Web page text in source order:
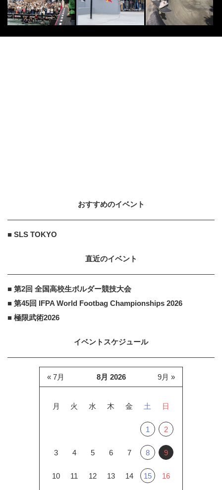
おすすめのイベント
■ SLS TOKYO
直近のイベント
■ 第2回 全国高校生ボルダー競技大会
■ 第45回 IFPA World Footbag Championships 2026
■ 極限武術2026
イベントスケジュール
8月 2026
月 火 水 木 金 土 日
1 2
3 4 5 6 7 8 9
10 11 12 13 14 15 16
« 7月 9月 »